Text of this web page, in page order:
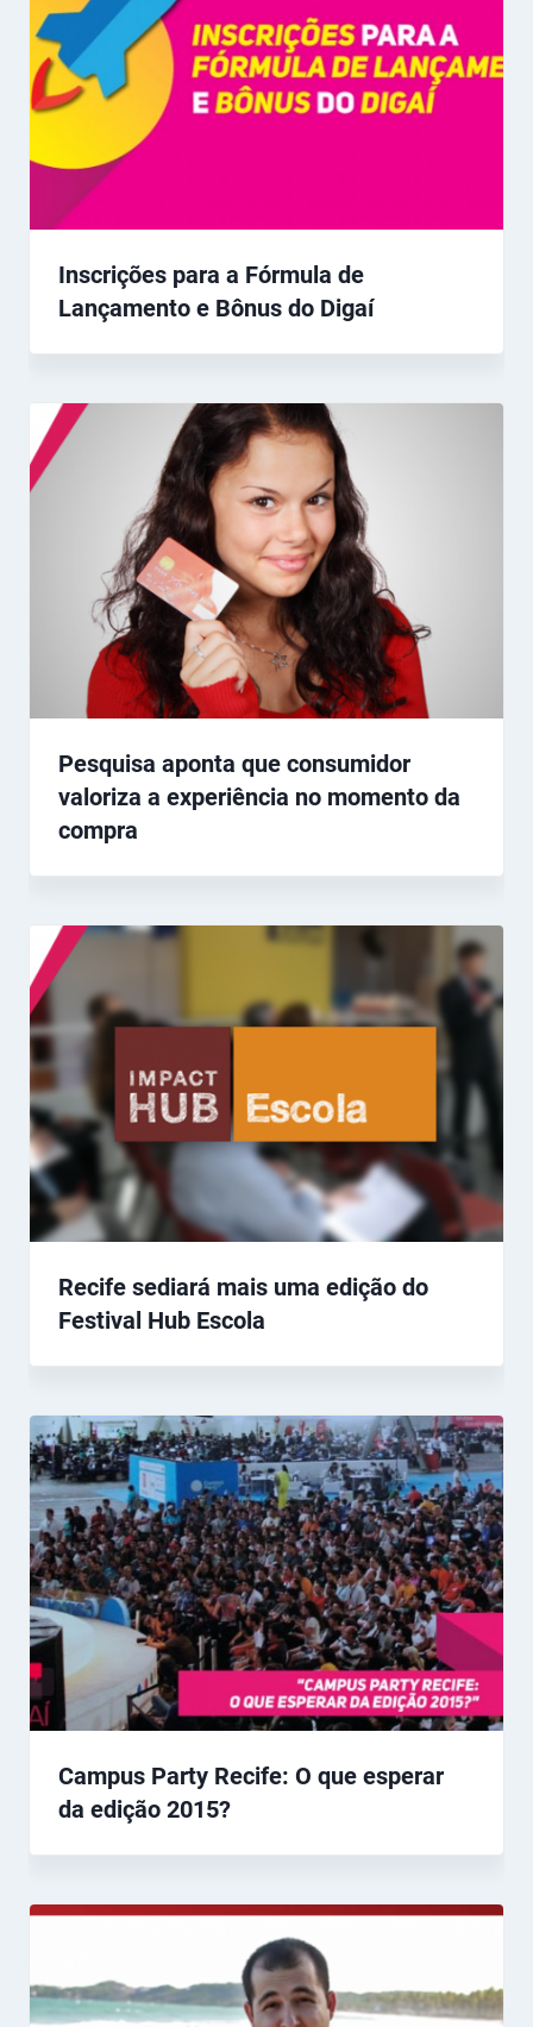
Inscrições para a Fórmula de
Lançamento e Bônus do Digaí
Pesquisa aponta que consumidor
valoriza a experiência no momento da
compra
Recife sediará mais uma edição do
Festival Hub Escola
Campus Party Recife: O que esperar
da edição 2015?